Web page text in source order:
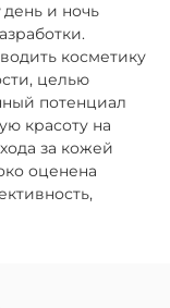
день и ночь
косметику
целью
потенциал
красоту на
за кожей
оценена